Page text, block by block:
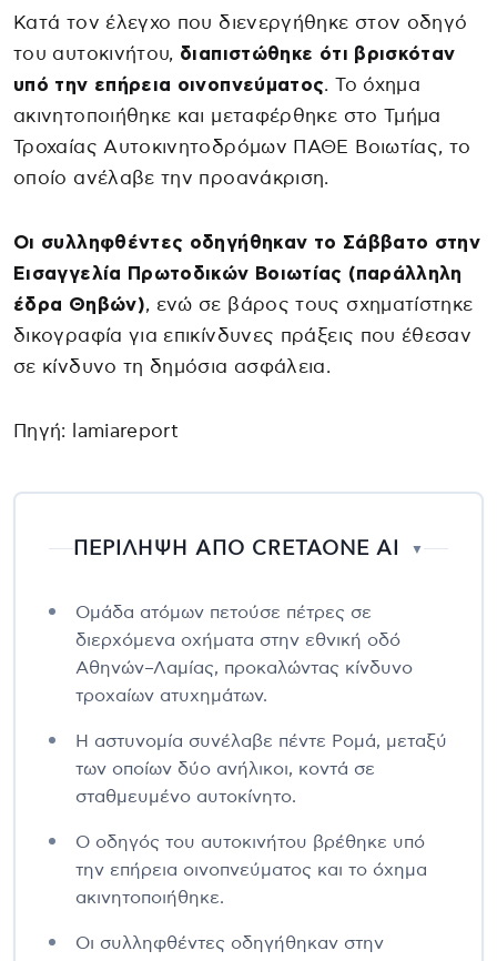
Κατά τον έλεγχο που διενεργήθηκε στον οδηγό
του αυτοκινήτου, διαπιστώθηκε ότι βρισκόταν
υπό την επήρεια οινοπνεύματος. Το όχημα
ακινητοποιήθηκε και μεταφέρθηκε στο Τμήμα
Τροχαίας Αυτοκινητοδρόμων ΠΑΘΕ Βοιωτίας, το
οποίο ανέλαβε την προανάκριση.
Οι συλληφθέντες οδηγήθηκαν το Σάββατο στην
Εισαγγελία Πρωτοδικών Βοιωτίας (παράλληλη
έδρα Θηβών), ενώ σε βάρος τους σχηματίστηκε
δικογραφία για επικίνδυνες πράξεις που έθεσαν
σε κίνδυνο τη δημόσια ασφάλεια.
Πηγή: lamiareport
ΠΕΡΙΛΗΨΗ ΑΠΟ CRETAONE AI ▼
Ομάδα ατόμων πετούσε πέτρες σε
διερχόμενα οχήματα στην εθνική οδό
Αθηνών–Λαμίας, προκαλώντας κίνδυνο
τροχαίων ατυχημάτων.
Η αστυνομία συνέλαβε πέντε Ρομά, μεταξύ
των οποίων δύο ανήλικοι, κοντά σε
σταθμευμένο αυτοκίνητο.
Ο οδηγός του αυτοκινήτου βρέθηκε υπό
την επήρεια οινοπνεύματος και το όχημα
ακινητοποιήθηκε.
Οι συλληφθέντες οδηγήθηκαν στην